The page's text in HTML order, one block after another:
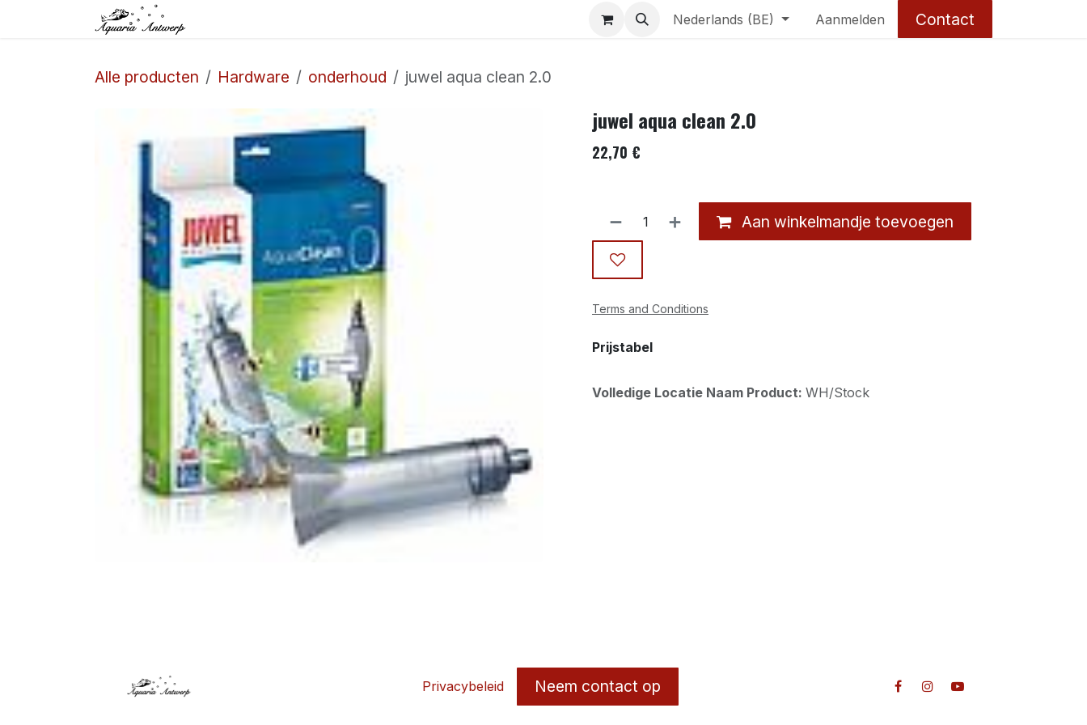
Overslaan naar inhoud Nederlands (BE) Aanmelden Contact
Alle producten Hardware onderhoud juwel aqua clean 2.0
juwel aqua clean 2.0
22,70 €
Aan winkelmandje toevoegen
Terms and Conditions
Prijstabel
Volledige Locatie Naam Product: WH/Stock
Privacybeleid Neem contact op